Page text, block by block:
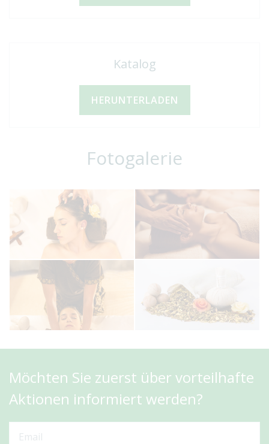
Katalog
HERUNTERLADEN
Fotogalerie
Möchten Sie zuerst über vorteilhafte
Aktionen informiert werden?